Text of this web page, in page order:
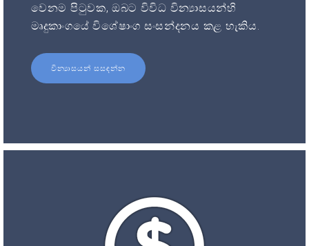
වෙනම පිටුවක, ඔබට විවිධ වින්‍යාසයන්හි
මෘදුකාංගයේ විශේෂාංග සංසන්දනය කළ හැකිය.
වින්‍යාසයන් සසඳන්න